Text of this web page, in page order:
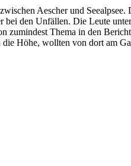
Aescher und
den Unfällen. Die Leute
zumindest Thema in den
Höhe, wollten von dort am